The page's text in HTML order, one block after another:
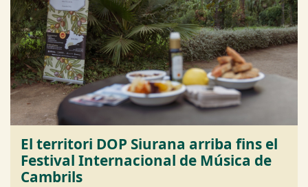
El territori DOP Siurana arriba fins el
Festival Internacional de Música de
Cambrils